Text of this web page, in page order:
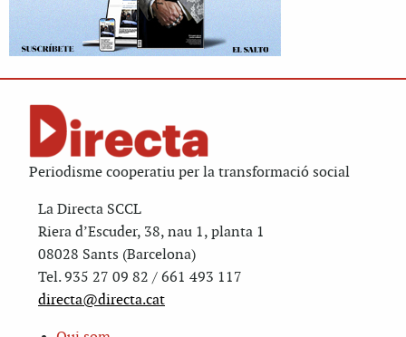
Periodisme cooperatiu per la transformació social
La Directa SCCL
Riera d’Escuder, 38, nau 1, planta 1
08028 Sants (Barcelona)
Tel. 935 27 09 82 / 661 493 117
directa@directa.cat